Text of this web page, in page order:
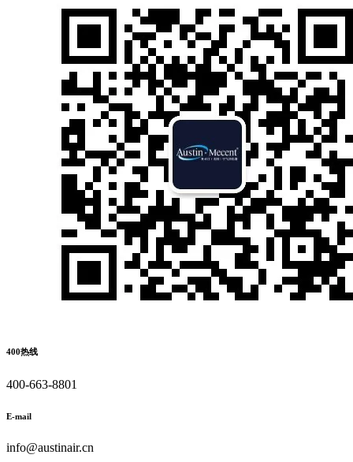
400热线
400-663-8801
E-mail
info@austinair.cn